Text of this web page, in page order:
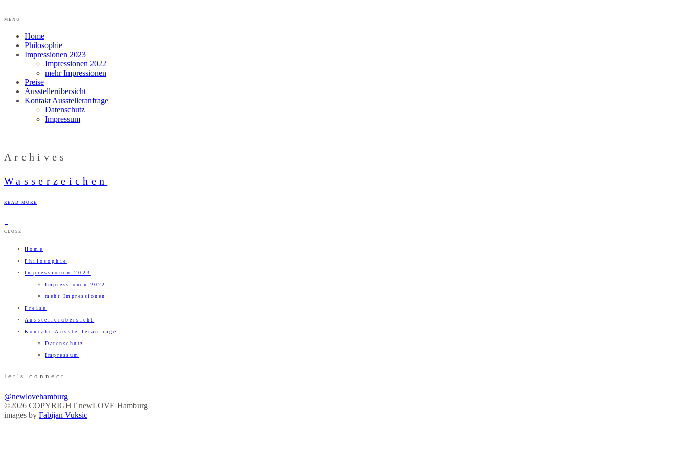
MENU
Home
Philosophie
Impressionen 2023
Impressionen 2022
mehr Impressionen
Preise
Ausstellerübersicht
Kontakt Ausstelleranfrage
Datenschutz
Impressum
Archives
Wasserzeichen
READ MORE
CLOSE
Home
Philosophie
Impressionen 2023
Impressionen 2022
mehr Impressionen
Preise
Ausstellerübersicht
Kontakt Ausstelleranfrage
Datenschutz
Impressum
let's connect
@newlovehamburg
©2026 COPYRIGHT newLOVE Hamburg
images by Fabijan Vuksic